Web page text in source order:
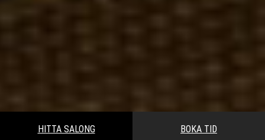
HITTA SALONG BOKA TID